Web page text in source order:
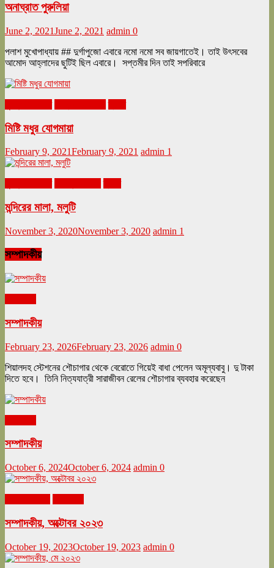
অনাঘ্রাত পুরুলিয়া
June 2, 2021June 2, 2021 admin 0
পলাশ মুখোপাধ্যায় ## দুর্গাপুজো এবারে নমো নমো সব জায়গাতেই। তাই উৎসবের
আমোদ আহ্লাদের ছুটিই ছিল এবারে। সপ্তমীর দিন তাই সপরিবারে
মিষ্টি মধুর যোগমায়া
February 9, 2021February 9, 2021 admin 1
মন্দিরের মালা, মলুটি
November 3, 2020November 3, 2020 admin 1
সম্পাদকীয়
সম্পাদকীয়
February 23, 2026February 23, 2026 admin 0
শিয়ালদহ স্টেশনের শৌচাগার থেকে বেরোতে গিয়েই বাধা পেলেন অমূল্যবাবু। দু টাকা
দিতে হবে। তিনি নিত্যযাত্রী সারাজীবন রেলের শৌচাগার ব্যবহার করেছেন
সম্পাদকীয়
October 6, 2024October 6, 2024 admin 0
সম্পাদকীয়, অক্টোবর ২০২৩
October 19, 2023October 19, 2023 admin 0